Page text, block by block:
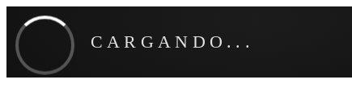
CARGANDO...